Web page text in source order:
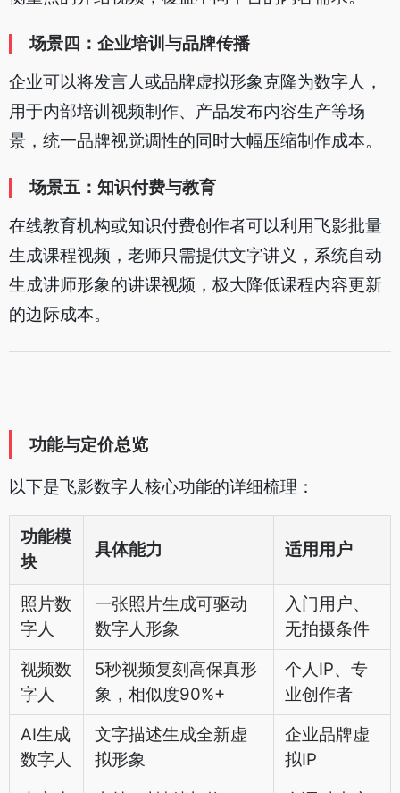
场景四：企业培训与品牌传播
企业可以将发言人或品牌虚拟形象克隆为数字人，
用于内部培训视频制作、产品发布内容生产等场
景，统一品牌视觉调性的同时大幅压缩制作成本。
场景五：知识付费与教育
在线教育机构或知识付费创作者可以利用飞影批量
生成课程视频，老师只需提供文字讲义，系统自动
生成讲师形象的讲课视频，极大降低课程内容更新
的边际成本。
功能与定价总览
以下是飞影数字人核心功能的详细梳理：
功能模
块
具体能力 适用用户
照片数
字人
一张照片生成可驱动
数字人形象
入门用户、
无拍摄条件
视频数
字人
5秒视频复刻高保真形
象，相似度90%+
个人IP、专
业创作者
AI生成
数字人
文字描述生成全新虚
拟形象
企业品牌虚
拟IP